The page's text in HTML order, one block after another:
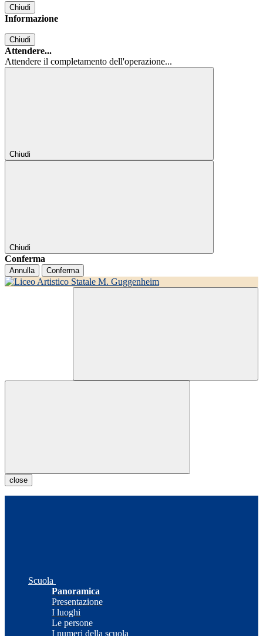
Chiudi
Informazione
Chiudi
Attendere...
Attendere il completamento dell'operazione...
Chiudi
Chiudi
Conferma
Annulla Conferma
close
Scuola
Panoramica
Presentazione
I luoghi
Le persone
I numeri della scuola